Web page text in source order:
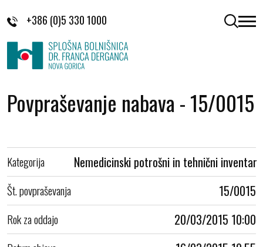
+386 (0)5 330 1000 odpri
Povpraševanje nabava - 15/0015
Kategorija Nemedicinski potrošni in tehnični inventar
Št. povpraševanja 15/0015
Rok za oddajo 20/03/2015 10:00